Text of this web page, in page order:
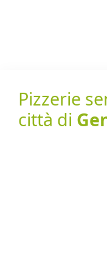
Pizzerie
città di